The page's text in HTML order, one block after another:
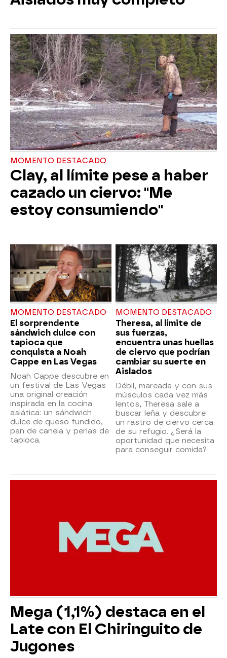
MOMENTO DESTACADO
Clay, al límite pese a haber
cazado un ciervo: "Me
estoy consumiendo"
MOMENTO DESTACADO
El sorprendente
sándwich dulce con
tapioca que
conquista a Noah
Cappe en Las Vegas
Noah Cappe descubre en
un festival de Las Vegas
una original creación
inspirada en la cocina
asiática: un sándwich
dulce de queso fundido,
pan de canela y perlas de
tapioca.
MOMENTO DESTACADO
Theresa, al límite de
sus fuerzas,
encuentra unas huellas
de ciervo que podrían
cambiar su suerte en
Aislados
Débil, mareada y con sus
músculos cada vez más
lentos, Theresa sale a
buscar leña y descubre
un rastro de ciervo cerca
de su refugio. ¿Será la
oportunidad que necesita
para conseguir comida?
Mega (1,1%) destaca en el
Late con El Chiringuito de
Jugones